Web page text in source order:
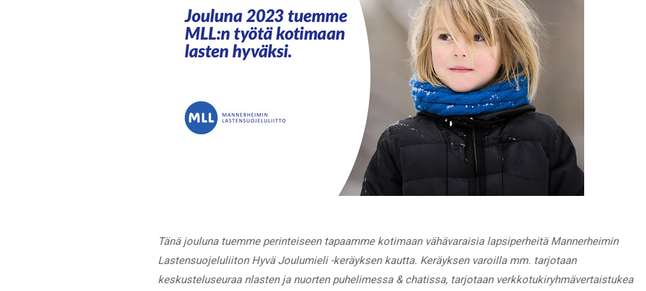
Tänä jouluna tuemme perinteiseen tapaamme kotimaan vähävaraisia lapsiperheitä Mannerheimin
Lastensuojeluliiton Hyvä Joulumieli -keräyksen kautta. Keräyksen varoilla mm. tarjotaan
keskusteluseuraa nlasten ja nuorten puhelimessa & chatissa, tarjotaan verkkotukiryhmävertaistukea